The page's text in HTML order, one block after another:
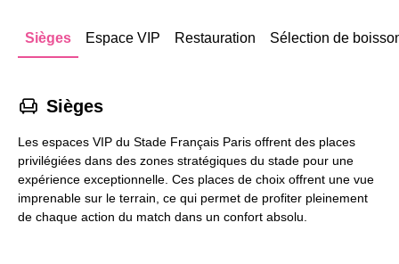
Sièges Espace VIP Restauration Sélection de
􁐴 Sièges
Les espaces VIP du Stade Français Paris offrent des places
privilégiées dans des zones stratégiques du stade pour une
expérience exceptionnelle. Ces places de choix offrent une vue
imprenable sur le terrain, ce qui permet de profiter pleinement
de chaque action du match dans un confort absolu.